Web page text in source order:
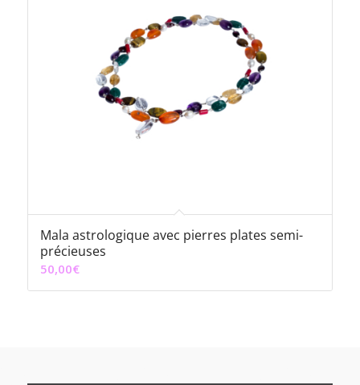
Mala astrologique avec pierres plates semi-
précieuses
50,00€